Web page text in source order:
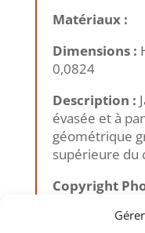
Matériaux :
Dimensions :
0,0824
Description :
évasée et à
géométrique
supérieure du
Copyright